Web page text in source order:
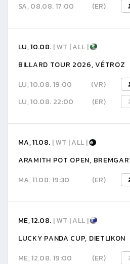
SA, 08.08. 17:00
(ER)
LU, 10.08. | WT | ALL |
BILLARD TOUR 2026, VÉTROZ
LU, 10.08. 19:00
(VR)
LU, 10.08. 22:00
(ER)
MA, 11.08. | WT | ALL |
ARAMITH POT OPEN,
MA, 11.08. 19:30
(ER)
ME, 12.08. | WT | ALL |
LUCKY PANDA CUP, DIETLIKON
ME, 12.08. 19:00
(ER)